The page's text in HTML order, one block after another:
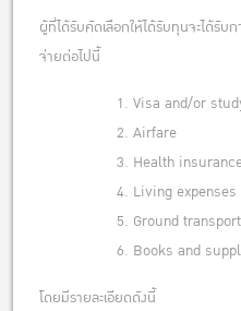
ผู้ที่ได้รับคัดเลือกให้ได้รับทุนจะได้รั
จ่ายต่อไปนี้
Visa and/or
Airfare
Health
Living expenses
Ground
Books and
โดยมีรายละเอียดดังนี้